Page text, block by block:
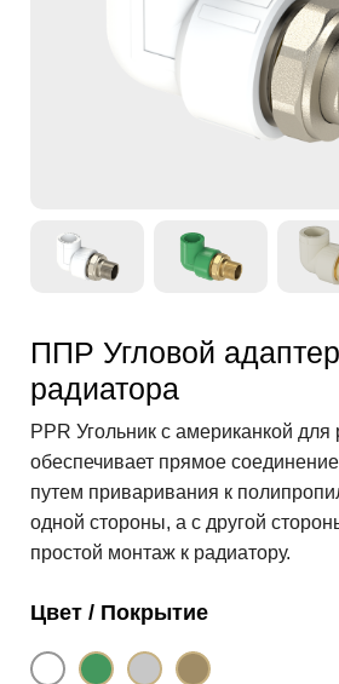
ППР Угловой
радиатора
PPR Угольник с американкой для
обеспечивает прямое
путем приваривания к
одной стороны, а с другой
простой монтаж к радиатору.
Цвет / Покрытие